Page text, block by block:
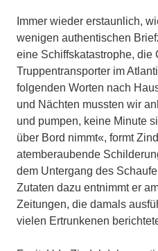
Immer wieder erstaunlich,
wenigen authentischen
eine Schiffskatastrophe, die
Truppentransporter im
folgenden Worten nach
und Nächten mussten wir
und pumpen, keine Minute
über Bord nimmt«, formt
atemberaubende
dem Untergang des
Zutaten dazu entnimmt er
Zeitungen, die damals
vielen Ertrunkenen